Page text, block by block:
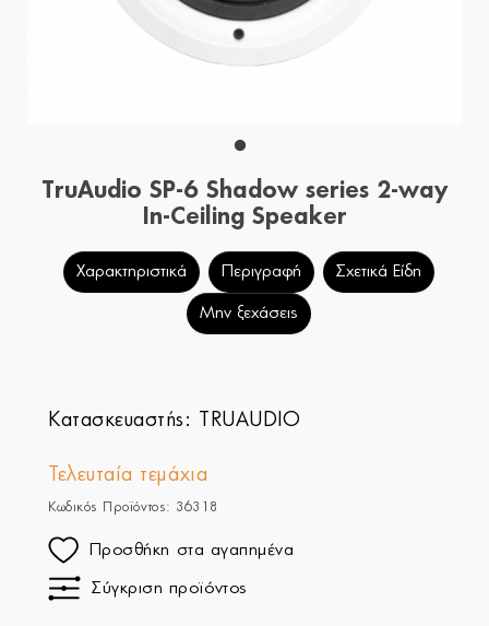
TruAudio SP-6 Shadow series 2-way
In-Ceiling Speaker
Χαρακτηριστικά Περιγραφή Σχετικά Είδη
Μην ξεχάσεις
Κατασκευαστής: TRUAUDIO
Τελευταία τεμάχια
Κωδικός Προϊόντος: 36318
Προσθήκη στα αγαπημένα
Σύγκριση προϊόντος